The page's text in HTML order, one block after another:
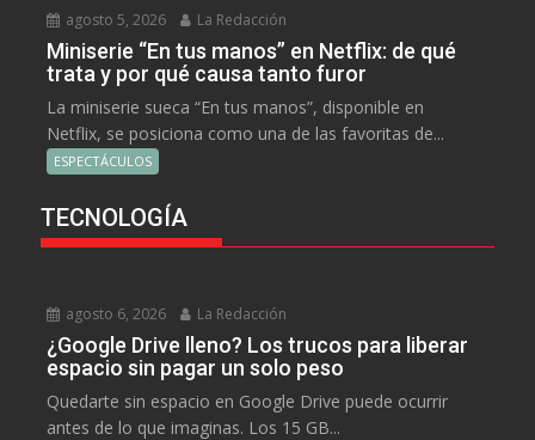
agosto 5, 2026 La Redacción
Miniserie “En tus manos” en Netflix: de qué
trata y por qué causa tanto furor
La miniserie sueca “En tus manos”, disponible en
Netflix, se posiciona como una de las favoritas de...
ESPECTÁCULOS
TECNOLOGÍA
agosto 6, 2026 La Redacción
¿Google Drive lleno? Los trucos para liberar
espacio sin pagar un solo peso
Quedarte sin espacio en Google Drive puede ocurrir
antes de lo que imaginas. Los 15 GB...